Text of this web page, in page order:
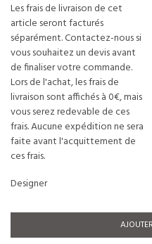
Les frais de livraison de cet
article seront facturés
séparément. Contactez-nous si
vous souhaitez un devis avant
de finaliser votre commande.
Lors de l'achat, les frais de
livraison sont affichés à 0€, mais
vous serez redevable de ces
frais. Aucune expédition ne sera
faite avant l'acquittement de
ces frais.
Designer